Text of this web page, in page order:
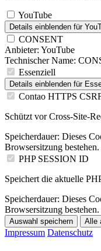
YouTube
Details einblenden für
CONSENT
Anbieter: YouTube
Technischer Name:
Essenziell
Details einblenden für
Contao HTTPS
Schützt vor Cross-Site-
Speicherdauer: Dieses
Browsersitzung bestehen.
PHP SESSION ID
Speichert die aktuelle
Speicherdauer: Dieses
Browsersitzung bestehen.
Auswahl speichern Alle
Impressum Datenschutz